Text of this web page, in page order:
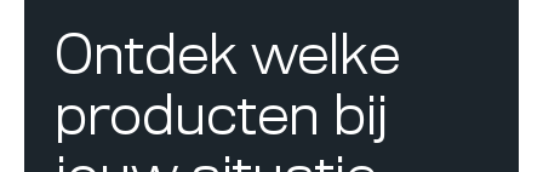
Ontdek welke
producten bij